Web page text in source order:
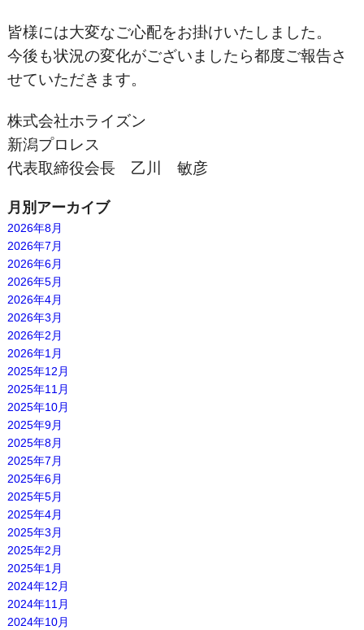
皆様には大変なご心配をお掛けいたしました。
今後も状況の変化がございましたら都度ご報告さ
せていただきます。
株式会社ホライズン
新潟プロレス
代表取締役会長 乙川 敏彦
月別アーカイブ
2026年8月
2026年7月
2026年6月
2026年5月
2026年4月
2026年3月
2026年2月
2026年1月
2025年12月
2025年11月
2025年10月
2025年9月
2025年8月
2025年7月
2025年6月
2025年5月
2025年4月
2025年3月
2025年2月
2025年1月
2024年12月
2024年11月
2024年10月